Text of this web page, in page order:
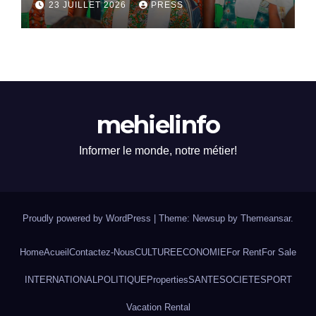
23 JUILLET 2026 PRESS
mehielinfo
Informer le monde, notre métier!
Proudly powered by WordPress | Theme: Newsup by Themeansar.
HomeAcueil Contactez-NousCULTURE ECONOMIE For RentFor Sale
INTERNATIONAL POLITIQUE PropertiesSANTESOCIETESPORT
Vacation Rental